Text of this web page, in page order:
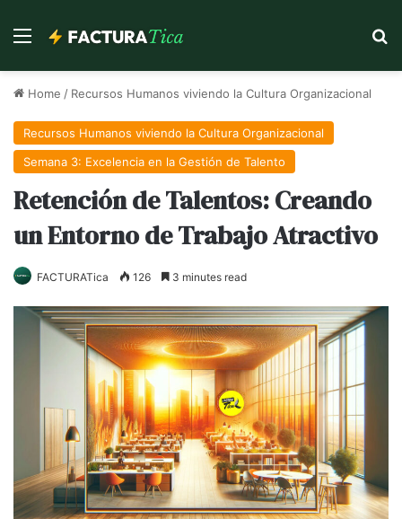
Menu
Home / Recursos Humanos viviendo la Cultura Organizacional
Recursos Humanos viviendo la Cultura Organizacional
Semana 3: Excelencia en la Gestión de Talento
Retención de Talentos: Creando
un Entorno de Trabajo Atractivo
FACTURATica 126 3 minutes read